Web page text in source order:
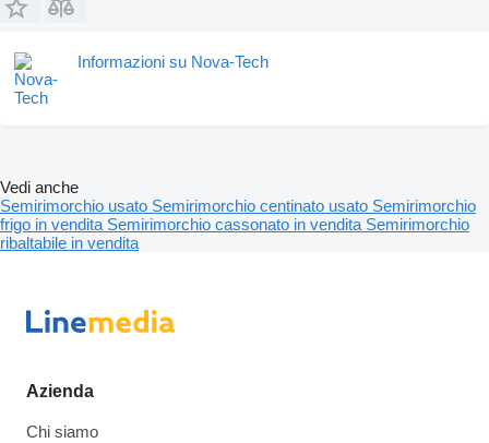
Informazioni su Nova-Tech
Vedi anche
Semirimorchio usato Semirimorchio centinato usato Semirimorchio
frigo in vendita Semirimorchio cassonato in vendita Semirimorchio
ribaltabile in vendita
Azienda
Chi siamo